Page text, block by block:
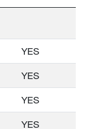
YES
YES
YES
YES